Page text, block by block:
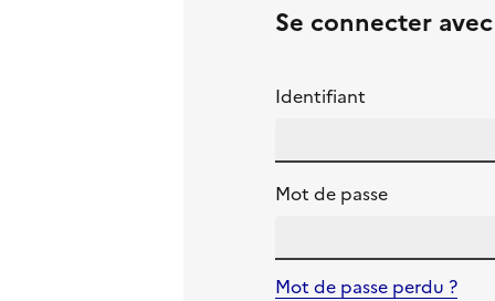
Se connecter
Identifiant
Mot de passe
Mot de passe perdu ?